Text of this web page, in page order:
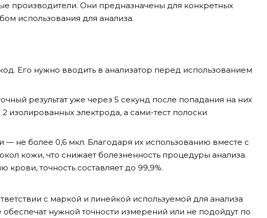
производители. Они предназначены для конкретных
использования для анализа.
Его нужно вводить в анализатор перед использованием
результат уже через 5 секунд после попадания на них
изолированных электрода, а сами-тест полоски
не более 0,6 мкл. Благодаря их использованию вместе с
кожи, что снижает болезненность процедуры анализа.
точность составляет до 99,9%.
с маркой и линейкой используемой для анализа
нужной точности измерений или не подойдут по